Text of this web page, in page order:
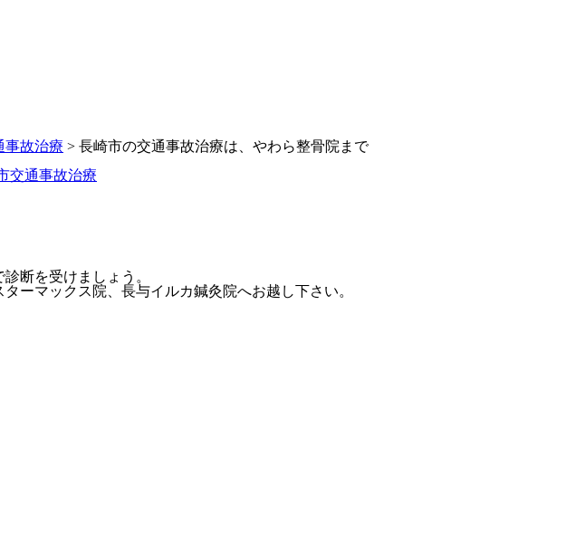
事故治療 > 長崎市の交通事故治療は、やわら整骨院まで
交通事故治療
断を受けましょう。
ーマックス院、長与イルカ鍼灸院へお越し下さい。